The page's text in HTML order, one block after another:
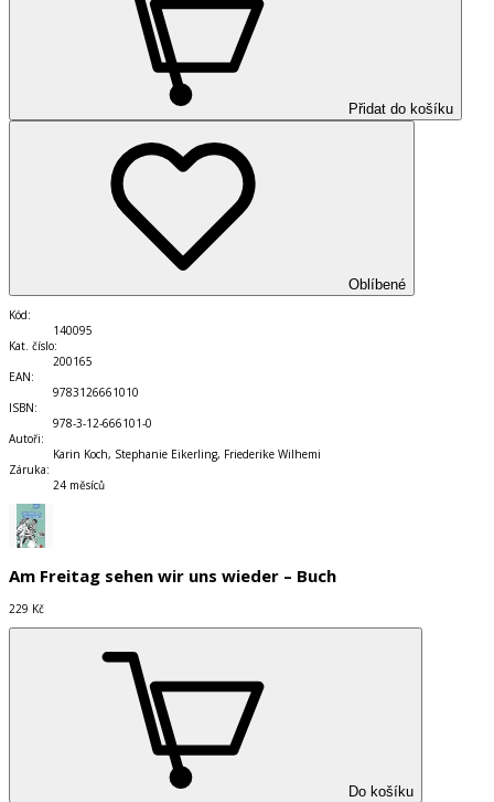
Přidat do košíku
Oblíbené
Kód:
140095
Kat. číslo:
200165
EAN:
9783126661010
ISBN:
978-3-12-666101-0
Autoři:
Karin Koch, Stephanie Eikerling, Friederike Wilhemi
Záruka:
24 měsíců
Am Freitag sehen wir uns wieder – Buch
229 Kč
Do košíku